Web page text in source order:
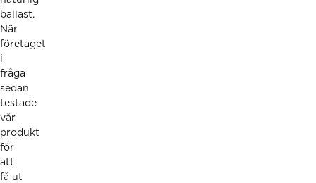
ballast.
När
företaget
i
fråga
sedan
testade
vår
produkt
för
att
få ut